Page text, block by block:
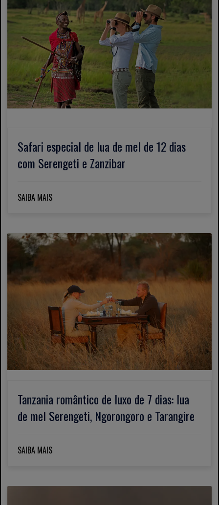
Safari especial de lua de mel de 12 dias
com Serengeti e Zanzibar
SAIBA MAIS
Tanzania romântico de luxo de 7 dias: lua
de mel Serengeti, Ngorongoro e Tarangire
SAIBA MAIS